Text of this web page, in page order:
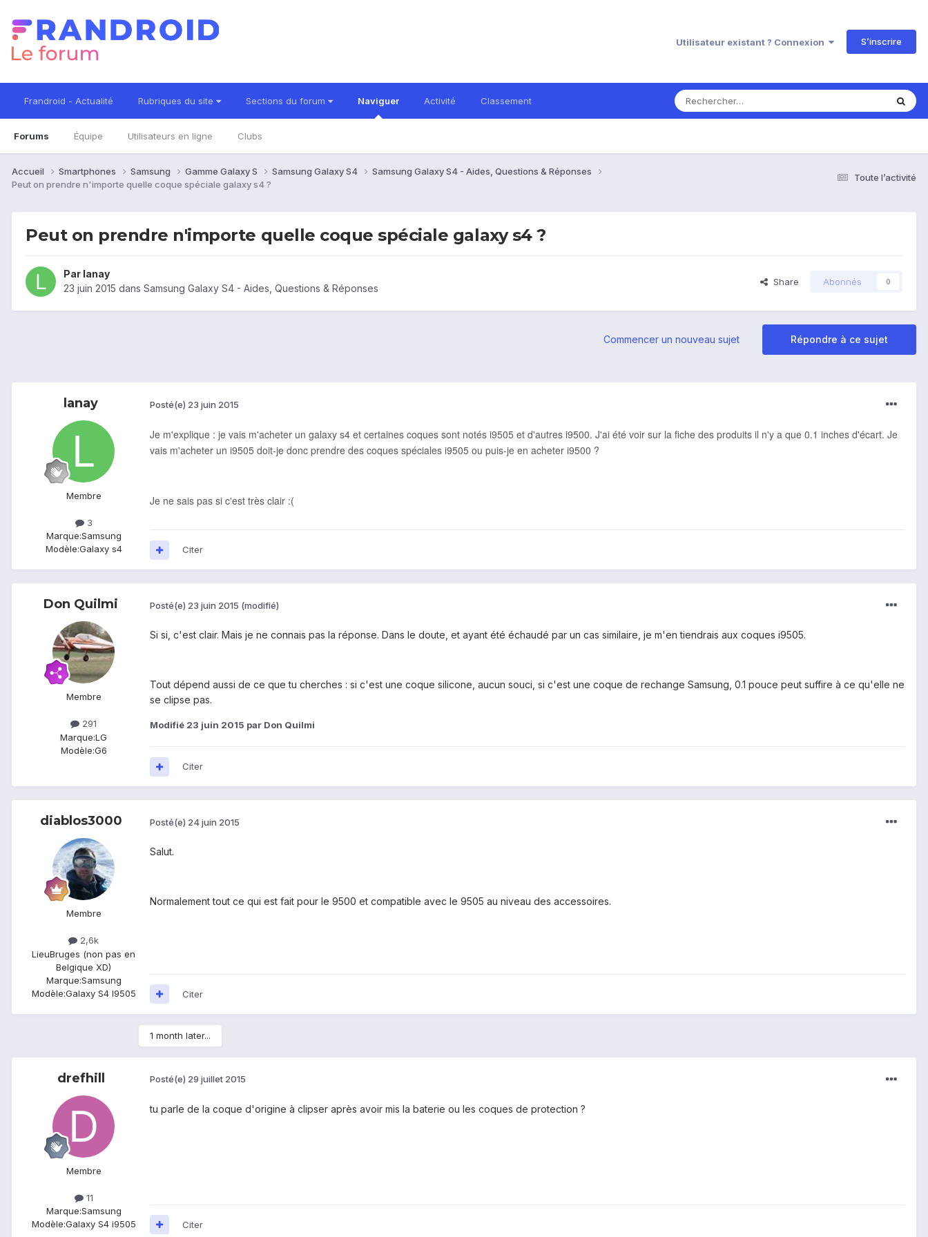
Utilisateur existant ? Connexion S’inscrire
Frandroid - Actualité Rubriques du site Sections du forum Naviguer
Forums Équipe Utilisateurs en ligne Clubs
Activité Classement
Toute l’activité
Accueil Smartphones Samsung Gamme Galaxy S Samsung Galaxy S4
Samsung Galaxy S4 - Aides, Questions & Réponses
Peut on prendre n'importe quelle coque spéciale galaxy s4 ?
Peut on prendre n'importe quelle coque spéciale galaxy s4 ?
Par lanay
23 juin 2015 dans Samsung Galaxy S4 - Aides, Questions & Réponses
Share Abonnés 0
Répondre à ce sujet
Commencer un nouveau sujet
lanay
Membre
3
Marque:Samsung
Modèle:Galaxy s4
Posté(e) 23 juin 2015
Je m'explique : je vais m'acheter un galaxy s4 et certaines coques sont notés i9505 et d'autres i9500. J'ai été voir sur la fiche des produits il n'y a que 0.1 inches d'écart. Je
vais m'acheter un i9505 doit-je donc prendre des coques spéciales i9505 ou puis-je en acheter i9500 ?
Je ne sais pas si c'est très clair :(
Citer
Don Quilmi
Membre
291
Marque:LG
Modèle:G6
Posté(e) 23 juin 2015 (modifié)
Si si, c'est clair. Mais je ne connais pas la réponse. Dans le doute, et ayant été échaudé par un cas similaire, je m'en tiendrais aux coques i9505.
Tout dépend aussi de ce que tu cherches : si c'est une coque silicone, aucun souci, si c'est une coque de rechange Samsung, 0.1 pouce peut suffire à ce qu'elle ne
se clipse pas.
Modifié 23 juin 2015 par Don Quilmi
Citer
diablos3000
Membre
2,6k
LieuBruges (non pas en
Belgique XD)
Marque:Samsung
Modèle:Galaxy S4 I9505
Posté(e) 24 juin 2015
Salut.
Normalement tout ce qui est fait pour le 9500 et compatible avec le 9505 au niveau des accessoires.
Citer
1 month later...
drefhill
Membre
11
Marque:Samsung
Modèle:Galaxy S4 i9505
Posté(e) 29 juillet 2015
tu parle de la coque d'origine à clipser après avoir mis la baterie ou les coques de protection ?
Citer